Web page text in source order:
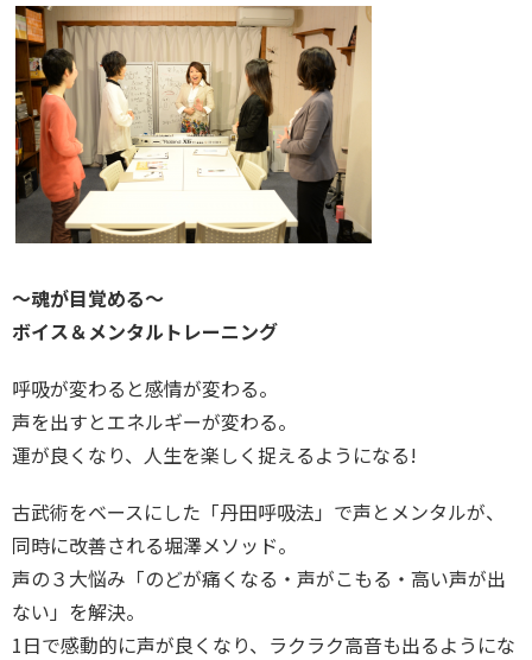
〜魂が目覚める〜
ボイス＆メンタルトレーニング
呼吸が変わると感情が変わる。
声を出すとエネルギーが変わる。
運が良くなり、人生を楽しく捉えるようになる!
古武術をベースにした「丹田呼吸法」で声とメンタルが、
同時に改善される堀澤メソッド。
声の３大悩み「のどが痛くなる・声がこもる・高い声が出
ない」 を解決。
1日で感動的に声が良くなり、 ラクラク高音も出るようにな